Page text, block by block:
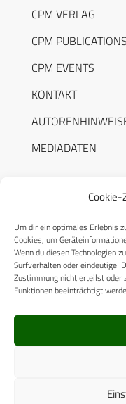
Um dir ein optimales Erlebnis
Cookies, um
Wenn du diesen Technologien
Surfverhalten oder eindeutige
Zustimmung nicht erteilst oder
Funktionen beeinträchtigt
CPM VERLAG
CPM PUBLICATIONS
CPM EVENTS
KONTAKT
MEDIADATEN
RECHTLICHES
Cookie-Richtlinie